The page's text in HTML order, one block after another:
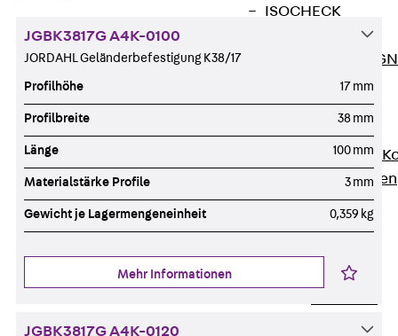
ISOCHECK
FERBOX®-
Services
Beratung, Planung,
Individuelle Lösungen
Referenzen
Produkte
Kabeltragsysteme
JGBK3817G A4K-0100
JORDAHL Geländerbefestigung K38/17
Profilhöhe 17 mm
Profilbreite 38 mm
Länge 100 mm
Materialstärke Profile 3 mm
Gewicht je Lagermengeneinheit 0,359 kg
Mehr Informationen
JGBK3817G A4K-0120